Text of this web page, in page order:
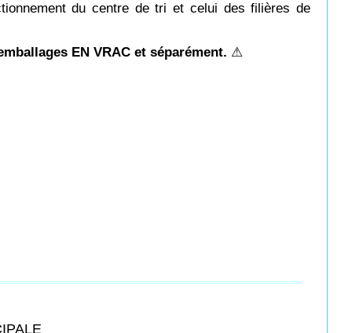
du centre de tri et celui des filières de
EN VRAC et séparément. ⚠